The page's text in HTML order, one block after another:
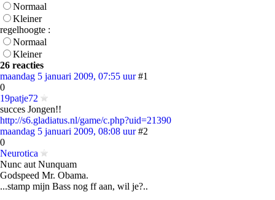
Normaal
Kleiner
regelhoogte :
Normaal
Kleiner
26 reacties
maandag 5 januari 2009, 07:55 uur #1
0
19patje72
succes Jongen!!
http://s6.gladiatus.nl/game/c.php?uid=21390
maandag 5 januari 2009, 08:08 uur #2
0
Neurotica
Nunc aut Nunquam
Godspeed Mr. Obama.
...stamp mijn Bass nog ff aan, wil je?..